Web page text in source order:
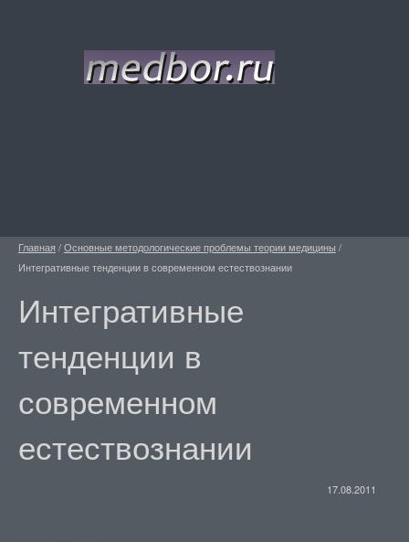
Главная /Основные методологические проблемы теории медицины /
Интегративные тенденции в современном естествознании
Интегративные
тенденции в
современном
естествознании
17.08.2011